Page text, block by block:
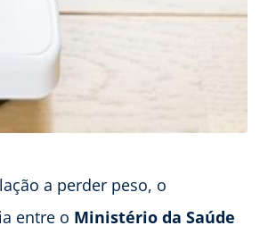
a perder peso, o
entre o Ministério da Saúde